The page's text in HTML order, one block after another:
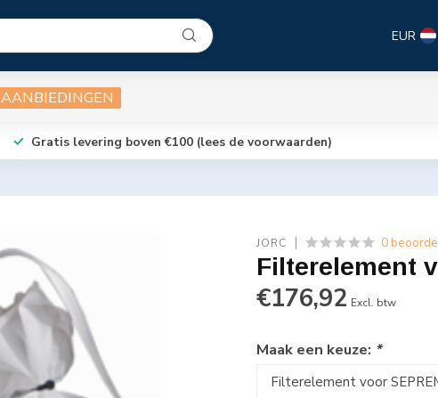
EUR
AANBIEDINGEN
Gratis levering boven €100 (lees de voorwaarden)
JORC 0
Filterelement
€176,92 Excl. btw
Maak een keuze: *